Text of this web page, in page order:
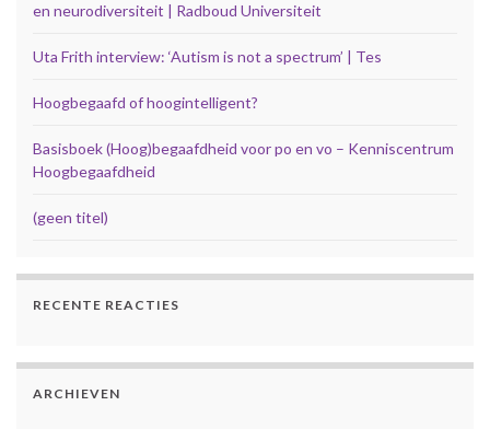
en neurodiversiteit | Radboud Universiteit
Uta Frith interview: ‘Autism is not a spectrum’ | Tes
Hoogbegaafd of hoogintelligent?
Basisboek (Hoog)begaafdheid voor po en vo – Kenniscentrum
Hoogbegaafdheid
(geen titel)
RECENTE REACTIES
ARCHIEVEN